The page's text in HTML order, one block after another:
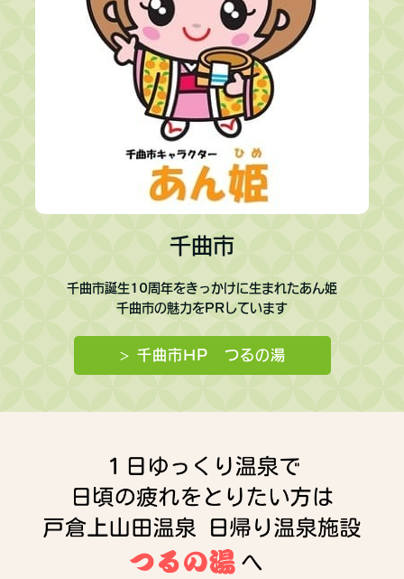
千曲市
千曲市誕生10周年をきっかけに生まれたあん姫
千曲市の魅力をPRしています
> 千曲市HP つるの湯